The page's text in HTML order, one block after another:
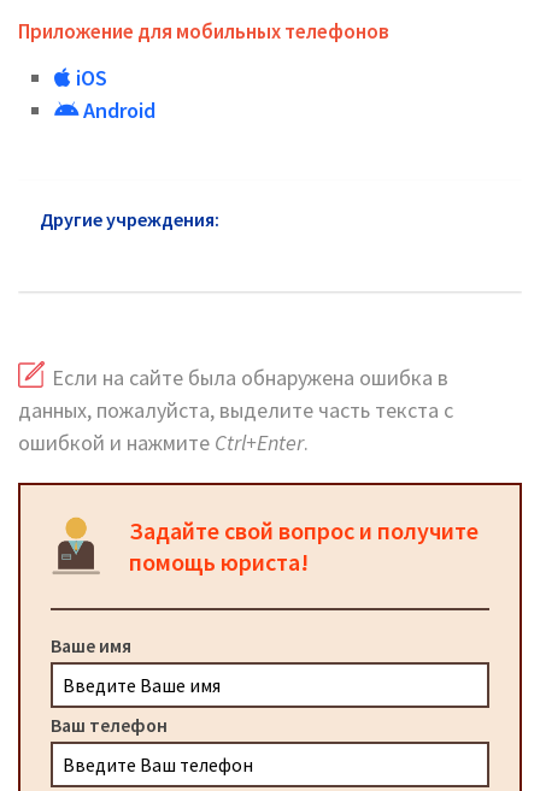
Приложение для мобильных телефонов
iOS
Android
Другие учреждения:
Если на сайте была обнаружена ошибка в
данных, пожалуйста, выделите часть текста с
ошибкой и нажмите Ctrl+Enter.
Задайте свой вопрос и получите
помощь юриста!
Ваше имя
Ваш телефон